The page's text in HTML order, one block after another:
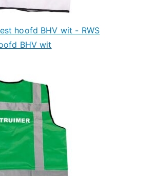
hoofd BHV wit - RWS
BHV wit